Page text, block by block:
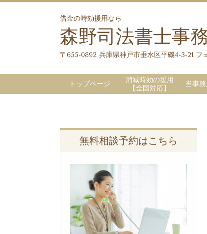
借金の時効援用なら
森野司法書士事
〒655-0892 兵庫県神戸市垂水区平磯4-3-21 フ
トップページ
消滅時効の援用
【全国対応】
当事
無料相談予約はこちら